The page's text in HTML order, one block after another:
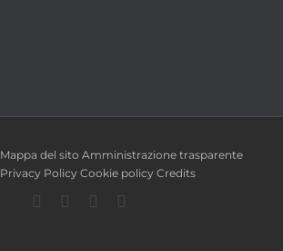
Mappa del sito Amministrazione trasparente
Privacy Policy Cookie policy Credits
Facebook
TwitterYouTube